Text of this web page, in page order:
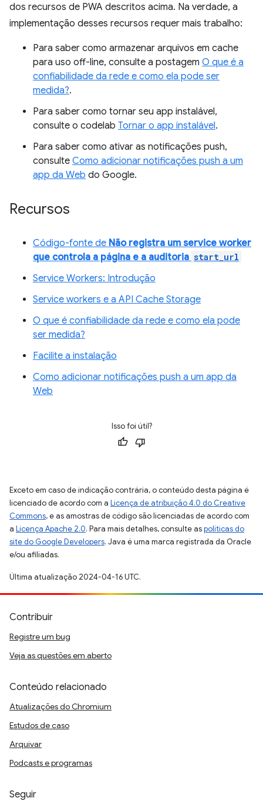
dos recursos de PWA descritos acima. Na verdade, a
implementação desses recursos requer mais trabalho:
Para saber como armazenar arquivos em cache
para uso off-line, consulte a postagem O que é a
confiabilidade da rede e como ela pode ser
medida?.
Para saber como tornar seu app instalável,
consulte o codelab Tornar o app instalável.
Para saber como ativar as notificações push,
consulte Como adicionar notificações push a um
app da Web do Google.
Recursos
Código-fonte de Não registra um service worker
que controla a página e a auditoria start_url
Service Workers: Introdução
Service workers e a API Cache Storage
O que é confiabilidade da rede e como ela pode
ser medida?
Facilite a instalação
Como adicionar notificações push a um app da
Web
Isso foi útil?
Exceto em caso de indicação contrária, o conteúdo desta página é
licenciado de acordo com a Licença de atribuição 4.0 do Creative
Commons, e as amostras de código são licenciadas de acordo com
a Licença Apache 2.0. Para mais detalhes, consulte aspolíticas do
site do Google Developers. Java é uma marca registrada da Oracle
e/ou afiliadas.
Última atualização 2024-04-16 UTC.
Contribuir
Registre um bug
Veja as questões em aberto
Conteúdo relacionado
Atualizações do Chromium
Estudos de caso
Arquivar
Podcasts e programas
Seguir